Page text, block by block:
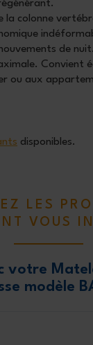
la colonne
de nuit.
Convient
ou aux
disponibles.
LES
VOUS
votre
modèle